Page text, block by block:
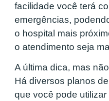
facilidade você terá
emergências,
o hospital mais
o atendimento seja
A última dica, mas
Há diversos planos
que você pode